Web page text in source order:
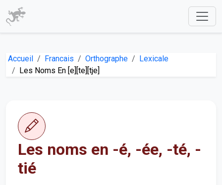
Accueil Francais Orthographe
Lexicale
Les Noms En [e][te][tje]
Les noms en -é, -ée, -té, -
tié